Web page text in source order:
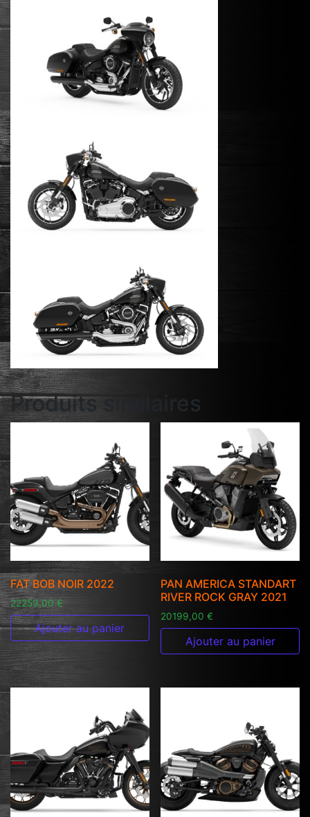
Produits similaires
FAT BOB NOIR 2022
22259,00 €
Ajouter au panier
PAN AMERICA STANDART
RIVER ROCK GRAY 2021
20199,00€
Ajouter au panier